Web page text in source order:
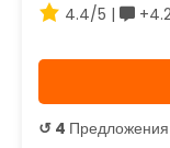
4.4/5 |
↺ 4 Предложения